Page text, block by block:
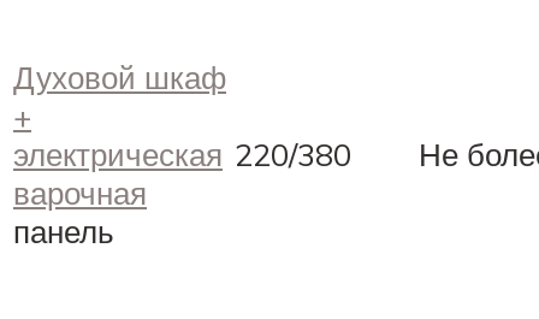
Духовой шкаф
+
электрическая
варочная
панель
220/380 Не